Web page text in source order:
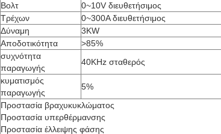
Βολτ
0~10V διευθετήσιμος
Τρέχων
0~300A διευθετήσιμος
Δύναμη
3KW
Αποδοτικότητα
>85%
συχνότητα
παραγωγής
40KHz σταθερός
κυματισμός
παραγωγής
5%
Προστασία βραχυκυκλώματος
Προστασία υπερθέρμανσης
Προστασία έλλειψης φάσης